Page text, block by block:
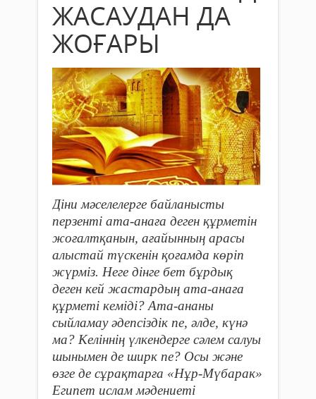
ЖАСАУДАН ДА
ЖОҒАРЫ
Діни мәселелерге байланысты
перзенті ата-анаға деген құрметін
жоғалтқанын, ағайынның арасы
алыстай түскенін қоғамда көріп
жүрміз. Неге дінге бет бұрдық
деген кей жастардың ата-анаға
құрметі кеміді? Ата-ананы
сыйламау әдепсіздік пе, әлде, күнә
ма? Келіннің үлкендерге сәлем салуы
шынымен де ширк пе? Осы және
өзге де сұрақтарға «Нұр-Мүбарак»
Египет ислам мәдениеті